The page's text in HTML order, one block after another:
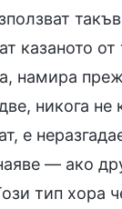
казаното
намира
никога не
е
— ако
тип хора